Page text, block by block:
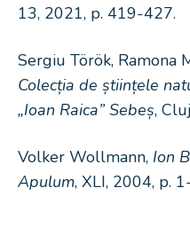
13, 2021, p. 419-427.
Sergiu Török, Ramona
Colecția de științele
„Ioan Raica” Sebeș,
Volker Wollmann, Ion
Apulum, XLI, 2004, p.